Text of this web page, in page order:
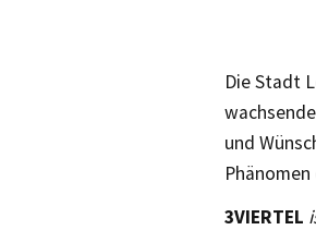
Die Stadt
und
3VIERTEL